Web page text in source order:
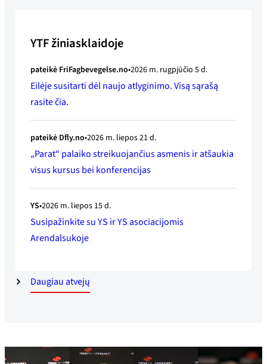
Daugiau atvejų
YTF žiniasklaidoje
Eilėje susitarti dėl naujo atlyginimo. Visą sąrašą
rasite čia.
2026 m. rugpjūčio 5 d.
pateikė FriFagbevegelse.no
„Parat“ palaiko streikuojančius asmenis ir atšaukia
visus kursus bei konferencijas
2026 m. liepos 21 d.
pateikė Dfly.no
Susipažinkite su YS ir YS asociacijomis
Arendalsukoje
2026 m. liepos 15 d.
YS